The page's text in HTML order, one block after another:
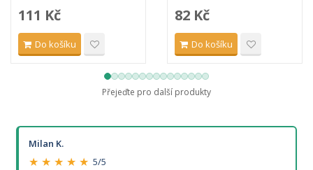
111 Kč
Do košíku
82 Kč
Do košíku
Přejeďte pro další produkty
Milan K.
★ ★ ★ ★ ★ 5/5